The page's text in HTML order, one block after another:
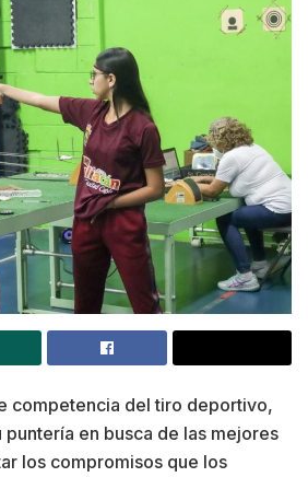
competencia del tiro deportivo,
puntería en busca de las mejores
los compromisos que los